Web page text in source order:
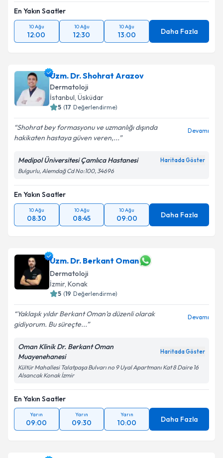
En Yakın Saatler
10 Ağu
12:00
10 Ağu
12:30
10 Ağu
13:00 Daha Fazla
Uzm. Dr. Shohrat Arazov
Dermatoloji
İstanbul, Üsküdar
5 (17 Değerlendirme)
Shohrat bey formasyonu ve uzmanlığı dışında
hakikaten hastaya güven veren,...
Devamı
Medipol Üniversitesi Çamlıca Hastanesi Haritada Göster
Bulgurlu, Alemdağ Cd No:100, 34696
En Yakın Saatler
10 Ağu
08:30
10 Ağu
08:45
10 Ağu
09:00 Daha Fazla
Uzm. Dr. Berkant Oman
Dermatoloji
İzmir, Konak
5 (19 Değerlendirme)
Yaklaşık yıldır Berkant Oman’a düzenli olarak
gidiyorum. Bu süreçte...
Devamı
Oman Klinik Dr. Berkant Oman
Muayenehanesi
Haritada Göster
Kültür Mahallesi Talatpaşa Bulvarı no 9 Uyal Apartmanı Kat 8 Daire 16
Alsancak Konak İzmir
En Yakın Saatler
Yarın
09:00
Yarın
09:30
Yarın
10:00 Daha Fazla